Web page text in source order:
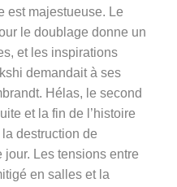
est majestueuse. Le
le doublage donne un
et les inspirations
demandait à ses
Hélas, le second
et la fin de l’histoire
destruction de
jour. Les tensions entre
en salles et la